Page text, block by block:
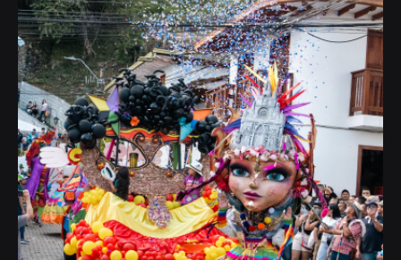
de su fundación, Jericó figurara entre las
primeras...